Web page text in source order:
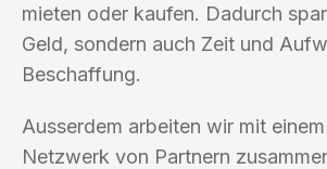
mieten oder kaufen. Dadurch
Geld, sondern auch Zeit und
Beschaffung.
Ausserdem arbeiten wir mit
Netzwerk von Partnern